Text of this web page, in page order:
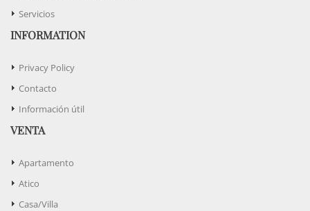
Servicios
INFORMATION
Privacy Policy
Contacto
Información útil
VENTA
Apartamento
Atico
Casa/Villa